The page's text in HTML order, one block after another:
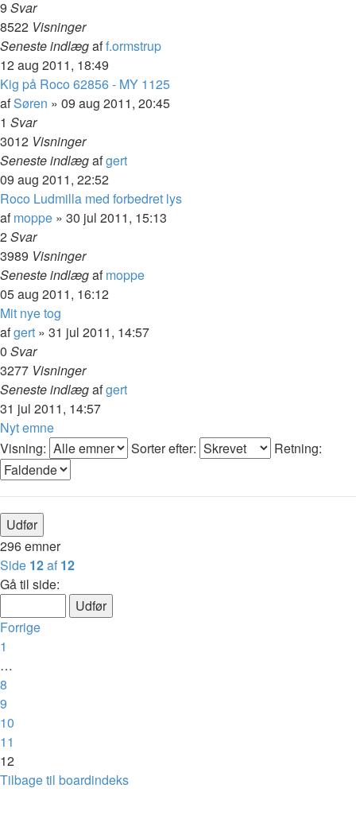
9 Svar
8522 Visninger
Seneste indlægaff.ormstrup
12 aug 2011, 18:49
Kig på Roco 62856 - MY 1125
afSøren » 09 aug 2011, 20:45
1 Svar
3012 Visninger
Seneste indlægafgert
09 aug 2011, 22:52
Roco Ludmilla med forbedret lys
afmoppe » 30 jul 2011, 15:13
2Svar
3989 Visninger
Seneste indlægafmoppe
05 aug 2011, 16:12
Mit nye tog
afgert » 31 jul 2011, 14:57
0 Svar
3277 Visninger
Seneste indlægafgert
31 jul 2011, 14:57
Nyt emne
Visning:
Sorter efter: Retning:
296 emner
Side 12af 12
Gå til side:
Forrige
1
…
8
9
10
11
12
Tilbage til boardindeks